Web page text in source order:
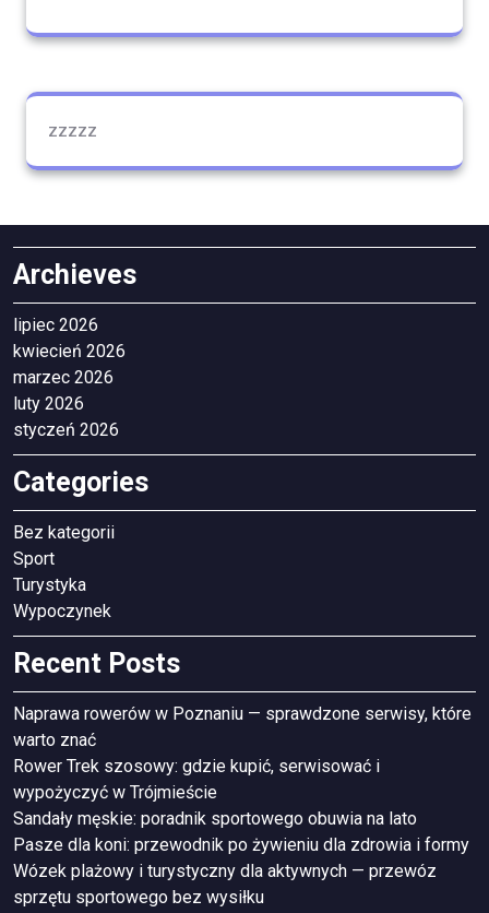
zzzzz
Archieves
lipiec 2026
kwiecień 2026
marzec 2026
luty 2026
styczeń 2026
Categories
Bez kategorii
Sport
Turystyka
Wypoczynek
Recent Posts
Naprawa rowerów w Poznaniu — sprawdzone serwisy, które
warto znać
Rower Trek szosowy: gdzie kupić, serwisować i
wypożyczyć w Trójmieście
Sandały męskie: poradnik sportowego obuwia na lato
Pasze dla koni: przewodnik po żywieniu dla zdrowia i formy
Wózek plażowy i turystyczny dla aktywnych — przewóz
sprzętu sportowego bez wysiłku